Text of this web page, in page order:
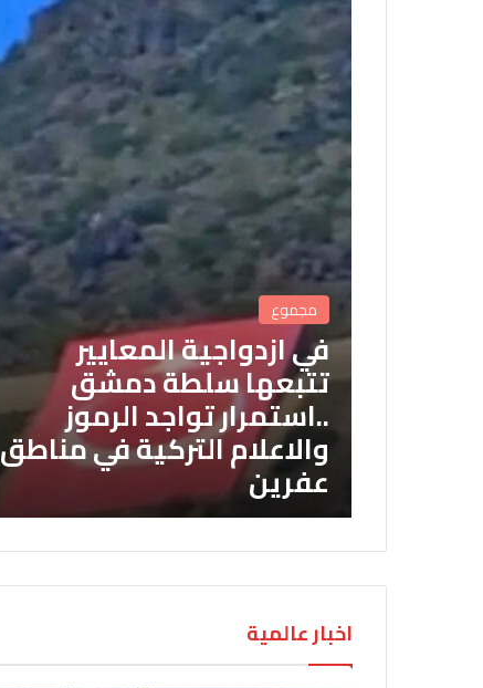
مجموع
في ازدواجية المعايير
تتبعها سلطة دمشق
..استمرار تواجد الرموز
والاعلام التركية في مناطق
عفرين
اخبار عالمية